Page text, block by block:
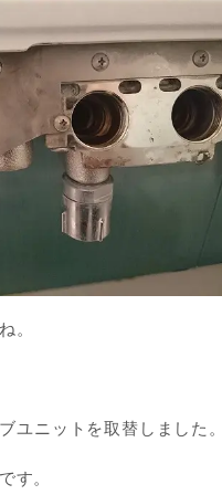
。
ユニットを取替しました
す。